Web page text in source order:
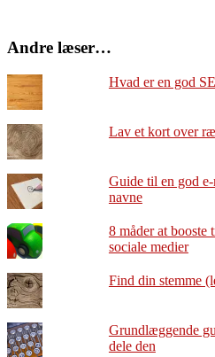
Andre læser…
Hvad er en god
Lav et kort over
Guide til en god
navne
8 måder at
sociale medier
Find din stemme
Grundlæggende
dele den